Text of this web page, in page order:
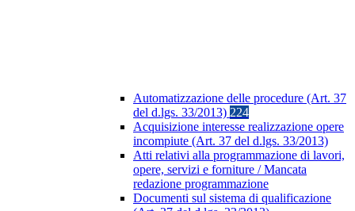
Automatizzazione delle procedure (Art. 37
del d.lgs. 33/2013) 224
Acquisizione interesse realizzazione opere
incompiute (Art. 37 del d.lgs. 33/2013)
Atti relativi alla programmazione di lavori,
opere, servizi e forniture / Mancata
redazione programmazione
Documenti sul sistema di qualificazione